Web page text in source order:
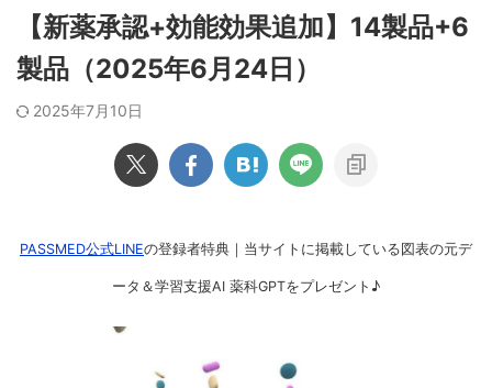
あいまい検索（例：ひらがな、誤字）には対応し
ていませんので、製品名・一般名・キーワードな
どをカタカナでご入力ください。
良い例：テセントリク
悪い例：てせんとりく テセンタリク
【新薬承認+効能効果追加】14製品+6
製品（2025年6月24日）
2025年7月10日
PASSMED公式LINEの登録者特典｜当サイトに掲載している図表の元デ
ータ＆学習支援AI 薬科GPTをプレゼント♪